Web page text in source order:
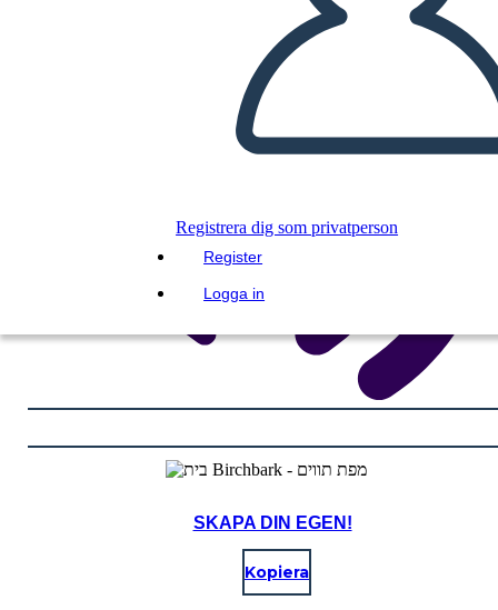
Registrera dig som privatperson
Register
Logga in
SKAPA DIN EGEN!
Kopiera